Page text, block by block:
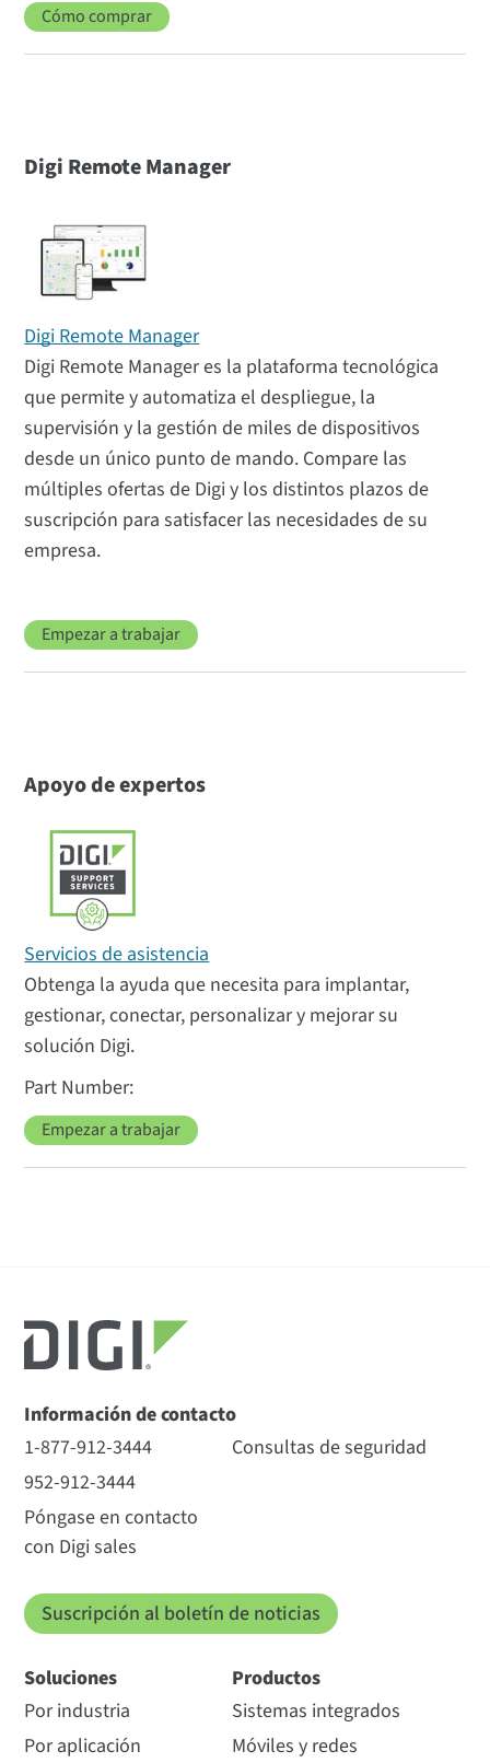
Cómo comprar
Digi Remote Manager
Digi Remote Manager
Digi Remote Manager es la plataforma tecnológica
que permite y automatiza el despliegue, la
supervisión y la gestión de miles de dispositivos
desde un único punto de mando. Compare las
múltiples ofertas de Digi y los distintos plazos de
suscripción para satisfacer las necesidades de su
empresa.
Empezar a trabajar
Apoyo de expertos
Servicios de asistencia
Obtenga la ayuda que necesita para implantar,
gestionar, conectar, personalizar y mejorar su
solución Digi.
Empezar a trabajar
Información de contacto
1-877-912-3444
952-912-3444
Póngase en contacto
con Digi sales
Consultas de seguridad
Suscripción al boletín de noticias
Soluciones
Por industria
Por aplicación
Productos
Sistemas integrados
Móviles y redes